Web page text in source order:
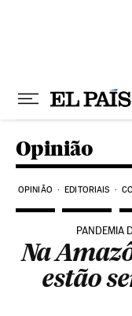
Opinião
OPINIÃO EDITORIAIS
PANDEMIA
Na
estão